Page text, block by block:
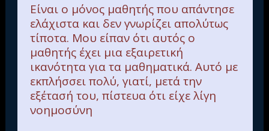
Είναι ο μόνος μαθητής που απάντησε
ελάχιστα και δεν γνωρίζει απολύτως
τίποτα. Μου είπαν ότι αυτός ο
μαθητής έχει μια εξαιρετική
ικανότητα για τα μαθηματικά. Αυτό με
εκπλήσσει πολύ, γιατί, μετά την
εξέτασή του, πίστευα ότι είχε λίγη
νοημοσύνη